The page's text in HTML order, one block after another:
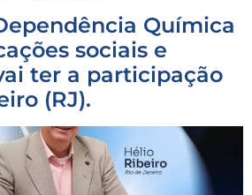
Química
sociais e
ter a participação
(RJ).